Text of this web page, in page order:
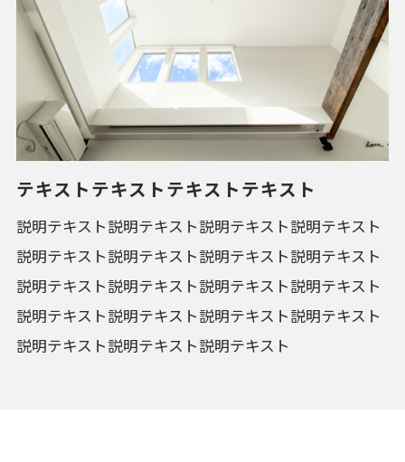
テキストテキストテキストテキスト
説明テキスト説明テキスト説明テキスト説明テキスト
説明テキスト説明テキスト説明テキスト説明テキスト
説明テキスト説明テキスト説明テキスト説明テキスト
説明テキスト説明テキスト説明テキスト説明テキスト
説明テキスト説明テキスト説明テキスト